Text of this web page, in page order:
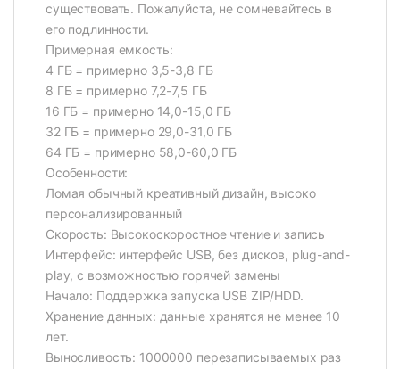
существовать. Пожалуйста, не сомневайтесь в
его подлинности.
Примерная емкость:
4 ГБ = примерно 3,5-3,8 ГБ
8 ГБ = примерно 7,2-7,5 ГБ
16 ГБ = примерно 14,0-15,0 ГБ
32 ГБ = примерно 29,0-31,0 ГБ
64 ГБ = примерно 58,0-60,0 ГБ
Особенности:
Ломая обычный креативный дизайн, высоко
персонализированный
Скорость: Высокоскоростное чтение и запись
Интерфейс: интерфейс USB, без дисков, plug-and-
play, с возможностью горячей замены
Начало: Поддержка запуска USB ZIP/HDD.
Хранение данных: данные хранятся не менее 10
лет.
Выносливость: 1000000 перезаписываемых раз